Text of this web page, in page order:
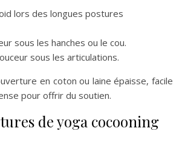
lors des longues postures
sous les hanches ou le cou.
sous les articulations.
en coton ou laine épaisse, facile
pour offrir du soutien.
de yoga cocooning